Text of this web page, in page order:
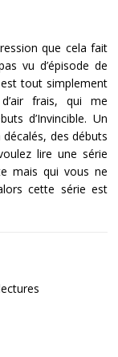
que cela fait
vu d’épisode de
tout simplement
frais, qui me
d’Invincible. Un
des débuts
lire une série
mais qui vous ne
cette série est